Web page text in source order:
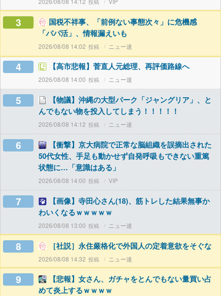
3
国税不祥事、「前例ない事態次々」に危機感
「パパ活」、情報漏えいも
2026/08/08 14:02 ニュー速
4 【高市悲報】菅直人元総理、再評価路線へ
2026/08/08 14:00 ニュー速
5
【物議】沖縄の大型パーク「ジャングリア」、と
んでもない物を投入してしまう！！！！！
2026/08/08 14:12 ニュー速
6
【衝撃】京大病院で正常な脳組織を誤摘出された
50代女性、手足も動かせず自発呼吸もできない重篤
状態に…「意識はある」
2026/08/08 14:00 VIP
7
【画像】寺田心さん(18)、筋トレした結果無事か
わいくなるｗｗｗｗｗ
2026/08/08 13:00 ニュー速
8 ［社説］永住厳格化で外国人の定着意欲をそぐな
2026/08/08 14:32 ニュー速
9
【悲報】女さん、ガチャをとんでもない量買い占
めて炎上するｗｗｗｗ